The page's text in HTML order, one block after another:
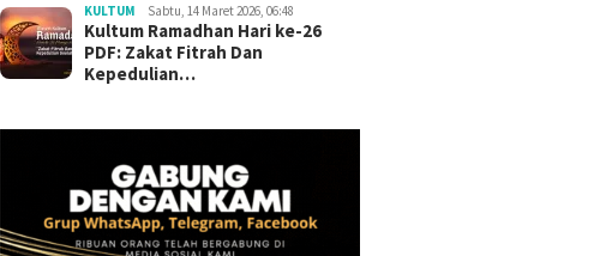
KULTUM Sabtu, 14 Maret 2026, 06:48
Kultum Ramadhan Hari ke-26
PDF: Zakat Fitrah Dan
Kepedulian…